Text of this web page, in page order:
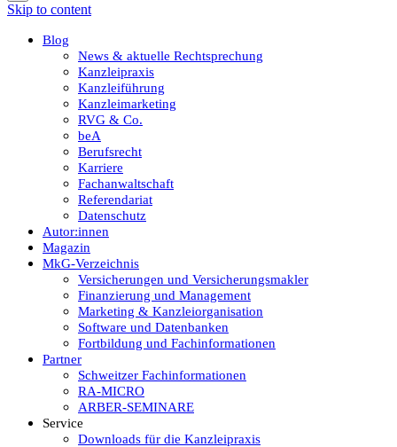
Skip to content
Blog
News & aktuelle Rechtsprechung
Kanzleipraxis
Kanzleiführung
Kanzleimarketing
RVG & Co.
beA
Berufsrecht
Karriere
Fachanwaltschaft
Referendariat
Datenschutz
Autor:innen
Magazin
MkG-Verzeichnis
Versicherungen und Versicherungsmakler
Finanzierung und Management
Marketing & Kanzleiorganisation
Software und Datenbanken
Fortbildung und Fachinformationen
Partner
Schweitzer Fachinformationen
RA-MICRO
ARBER-SEMINARE
Service
Downloads für die Kanzleipraxis